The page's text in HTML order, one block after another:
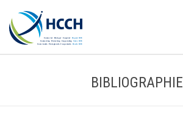
BIBLIOGRAPHIE